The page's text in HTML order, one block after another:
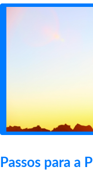
Passos para a